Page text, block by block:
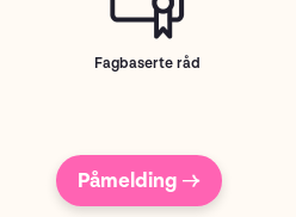
Fagbaserte råd
Påmelding →